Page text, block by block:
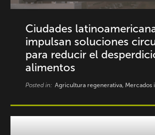
Ciudades
impulsan soluciones
para reducir el
alimentos
Posted in: Agricultura regenerativa, Mercados